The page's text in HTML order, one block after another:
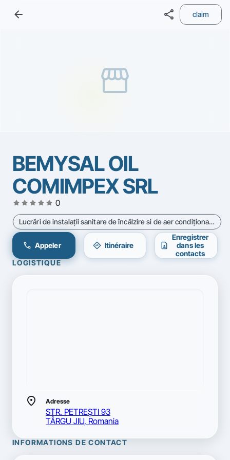
arrow_back share claim
storefront
BEMYSAL OIL
COMIMPEX SRL
star star star star star 0
Lucrări de instalaţii sanitare de încălzire si de aer condiţionat - Cod CAEN 4322
call Appeler directions Itinéraire contact_page
Enregistrer
dans les
contacts
LOGISTIQUE
location_on Adresse
STR. PETREŞTI 93
TÂRGU JIU, Romania
INFORMATIONS DE CONTACT